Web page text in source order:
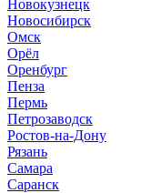
Новокузнецк
Новосибирск
Омск
Орёл
Оренбург
Пенза
Пермь
Петрозаводск
Ростов-на-Дону
Рязань
Самара
Саранск